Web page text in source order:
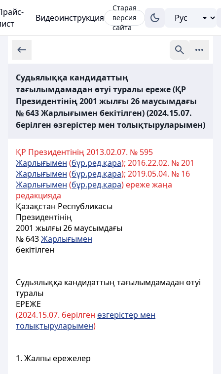
Видеоинструкция
Старая
версия
сайта
Судьялыққа кандидаттың
тағылымдамадан өтуі туралы ереже (ҚР
Президентінің 2001 жылғы 26 маусымдағы
№ 643 Жарлығымен бекітілген) (2024.15.07.
берілген өзгерістер мен толықтыруларымен)
ҚР Президентінің 2013.02.07. № 595
Жарлығымен (бұр.ред.қара); 2016.22.02. № 201
Жарлығымен (бұр.ред.қара); 2019.05.04. № 16
Жарлығымен (бұр.ред.қара) ереже жаңа
редакцияда
Қазақстан Республикасы
Президентінің
2001 жылғы 26 маусымдағы
№ 643Жарлығымен
бекітілген
Судьялыққа кандидаттың тағылымдамадан өтуi
туралы
ЕРЕЖЕ
(2024.15.07. берілген өзгерістер мен
толықтыруларымен)
1. Жалпы ережелер